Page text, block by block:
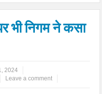
भी निगम ने कसा
2024
Leave a comment